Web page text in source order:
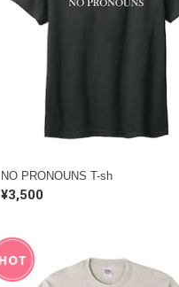
NO PRONOUNS T-sh
¥3,500